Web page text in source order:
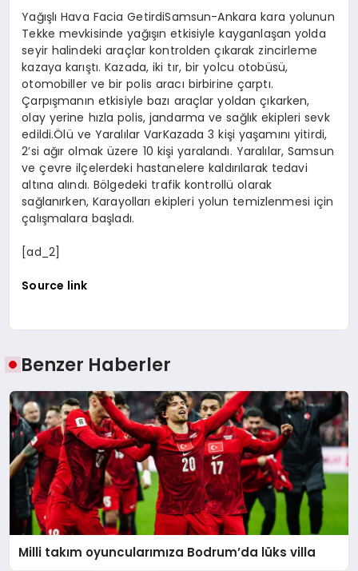
TEKNOLOJI
Yağışlı Hava Facia GetirdiSamsun-Ankara kara yolunun
Tekke mevkisinde yağışın etkisiyle kayganlaşan yolda
seyir halindeki araçlar kontrolden çıkarak zincirleme
kazaya karıştı. Kazada, iki tır, bir yolcu otobüsü,
otomobiller ve bir polis aracı birbirine çarptı.
Çarpışmanın etkisiyle bazı araçlar yoldan çıkarken,
olay yerine hızla polis, jandarma ve sağlık ekipleri sevk
edildi.Ölü ve Yaralılar VarKazada 3 kişi yaşamını yitirdi,
2’si ağır olmak üzere 10 kişi yaralandı. Yaralılar, Samsun
ve çevre ilçelerdeki hastanelere kaldırılarak tedavi
altına alındı. Bölgedeki trafik kontrollü olarak
sağlanırken, Karayolları ekipleri yolun temizlenmesi için
çalışmalara başladı.
[ad_2]
Source link
Benzer Haberler
Milli takım oyuncularımıza Bodrum’da lüks villa